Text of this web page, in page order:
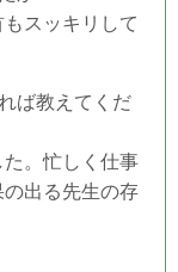
スッキリして
ば教えてくだ
。忙しく仕事
出る先生の存